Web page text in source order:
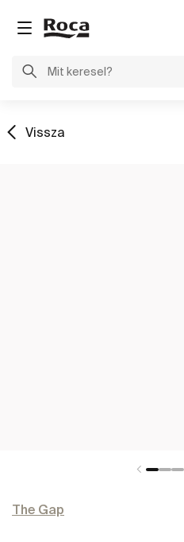
Vissza
The Gap